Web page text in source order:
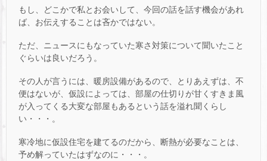
もし、どこかで私とお会いして、今回の話を話す機会があれ
ば、お伝えすることは吝かではない。
ただ、ニュースにもなっていた寒さ対策について聞いたこと
ぐらいは良いだろう。
その人が言うには、暖房設備があるので、とりあえずは、不
便はないが、仮設によっては、部屋の仕切りが甘くすきま風
が入ってくる大変な部屋もあるという話を溢れ聞くらし
い・・・。
寒冷地に仮設住宅を建てるのだから、断熱が必要なことは、
予め解っていたはずなのに・・・。